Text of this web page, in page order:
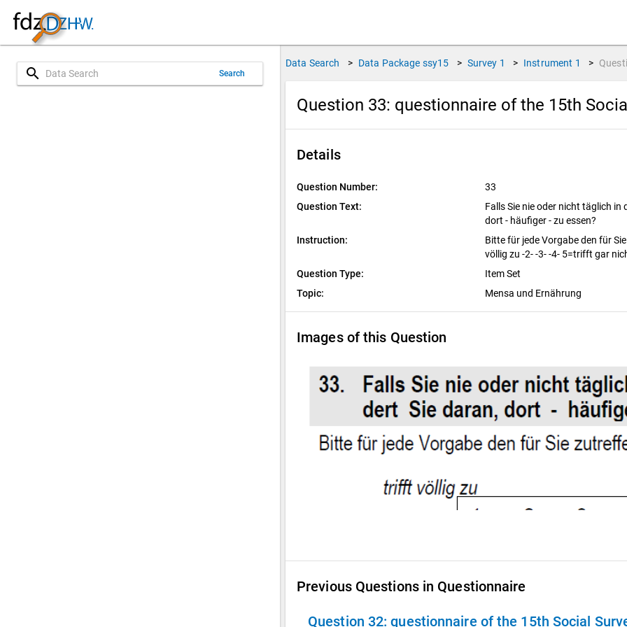
search Search
Data Search > Data Package ssy15 > Survey 1 > Instrument 1 >
Question 33: questionnaire of the 15th
Details
Question Number:
33
Question Text:
Falls Sie nie oder nicht täglich in
dort - häufiger - zu essen?
Instruction:
Bitte für jede Vorgabe den für
völlig zu -2- -3- -4- 5=trifft gar
Question Type:
Item Set
Topic:
Mensa und Ernährung
Images of this Question
Previous Questions in Questionnaire
Question 32:questionnaire of the 15th Social